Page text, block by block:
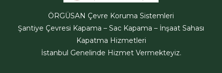
ÖRGÜSAN Teklif Hattı
ÖRGÜSAN Çevre Koruma Sistemleri
Şantiye Çevresi Kapama – Sac Kapama – İnşaat Sahası
Kapatma Hizmetleri
İstanbul Genelinde Hizmet Vermekteyiz.